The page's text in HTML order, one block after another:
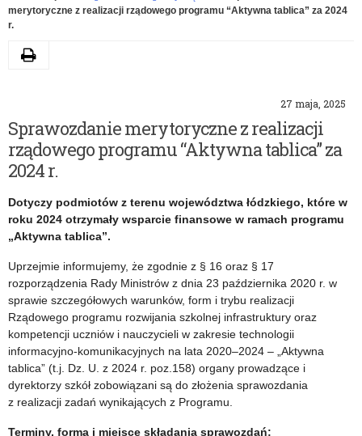
merytoryczne z realizacji rządowego programu “Aktywna tablica” za 2024
r.
27 maja, 2025
Sprawozdanie merytoryczne z realizacji
rządowego programu “Aktywna tablica” za
2024 r.
Dotyczy podmiotów z terenu województwa łódzkiego, które w
roku 2024 otrzymały wsparcie finansowe w ramach programu
„Aktywna tablica”.
Uprzejmie informujemy, że zgodnie z § 16 oraz § 17
rozporządzenia Rady Ministrów z dnia 23 października 2020 r. w
sprawie szczegółowych warunków, form i trybu realizacji
Rządowego programu rozwijania szkolnej infrastruktury oraz
kompetencji uczniów i nauczycieli w zakresie technologii
informacyjno-komunikacyjnych na lata 2020–2024 – „Aktywna
tablica” (t.j. Dz. U. z 2024 r. poz.158) organy prowadzące i
dyrektorzy szkół zobowiązani są do złożenia sprawozdania
z realizacji zadań wynikających z Programu.
Terminy, forma i miejsce składania sprawozdań:
Drukuj